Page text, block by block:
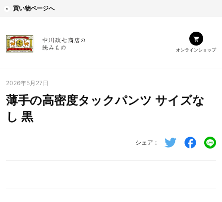
買い物ページへ
オンラインショップ
2026年5月27日
薄手の高密度タックパンツ サイズな
し 黒
シェア